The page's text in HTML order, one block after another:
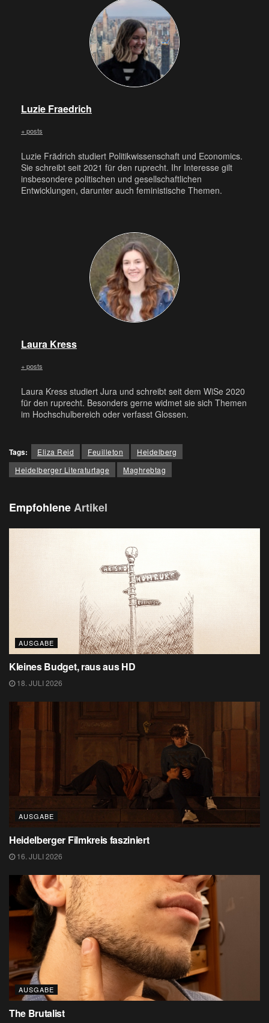
Luzie Fraedrich
+ posts
Luzie Frädrich studiert Politikwissenschaft und Economics.
Sie schreibt seit 2021 für den ruprecht. Ihr Interesse gilt
insbesondere politischen und gesellschaftlichen
Entwicklungen, darunter auch feministische Themen.
Laura Kress
+ posts
Laura Kress studiert Jura und schreibt seit dem WiSe 2020
für den ruprecht. Besonders gerne widmet sie sich Themen
im Hochschulbereich oder verfasst Glossen.
Tags: Eliza Reid Feuilleton
Heidelberg
Heidelberger Literaturtage
Maghrebtag
EmpfohleneArtikel
AUSGABE
Kleines Budget, raus aus HD
18. JULI 2026
AUSGABE
Heidelberger Filmkreis fasziniert
16. JULI 2026
AUSGABE
The Brutalist